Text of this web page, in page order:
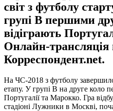
світ з футболу
групі В першими
відіграють
Онлайн-трансляція
Корреспондент.net.
На ЧС-2018 з футболу
етапу. У групі В на друге коло
Португалії та Марокко. Гра
стадіоні Лужники в Москві,